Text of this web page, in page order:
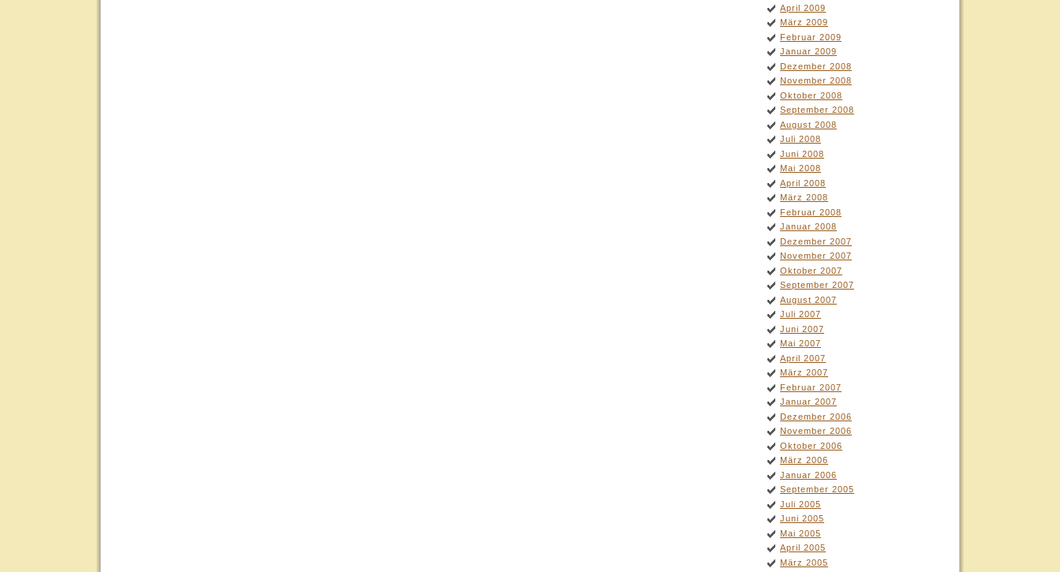
April 2009
März 2009
Februar 2009
Januar 2009
Dezember 2008
November 2008
Oktober 2008
September 2008
August 2008
Juli 2008
Juni 2008
Mai 2008
April 2008
März 2008
Februar 2008
Januar 2008
Dezember 2007
November 2007
Oktober 2007
September 2007
August 2007
Juli 2007
Juni 2007
Mai 2007
April 2007
März 2007
Februar 2007
Januar 2007
Dezember 2006
November 2006
Oktober 2006
März 2006
Januar 2006
September 2005
Juli 2005
Juni 2005
Mai 2005
April 2005
März 2005